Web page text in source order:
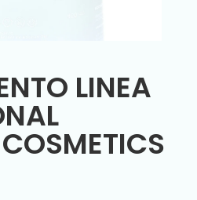
LINEA